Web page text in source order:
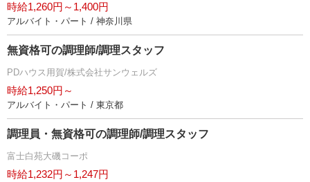
時給1,260円～1,400円
アルバイト・パート / 神奈川県
無資格可の調理師/調理スタッフ
PDハウス用賀/株式会社サンウェルズ
時給1,250円～
アルバイト・パート / 東京都
調理員・無資格可の調理師/調理スタッフ
富士白苑大磯コーポ
時給1,232円～1,247円